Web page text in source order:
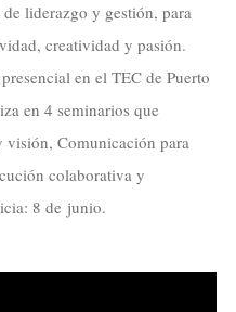
liderazgo y gestión, para
creatividad y pasión.
en el TEC de Puerto
en 4 seminarios que
visión, Comunicación para
colaborativa y
8 de junio.